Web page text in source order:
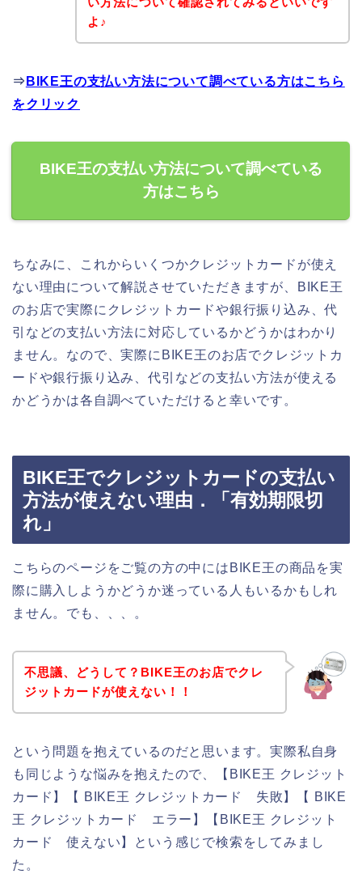
よ♪
⇒ BIKE王の支払い方法について調べている方はこちら
をクリック
BIKE王の支払い方法について調べている
方はこちら
ちなみに、これからいくつかクレジットカードが使え
ない理由について解説させていただきますが、BIKE王
のお店で実際にクレジットカードや銀行振り込み、代
引などの支払い方法に対応しているかどうかはわかり
ません。なので、実際にBIKE王のお店でクレジットカ
ードや銀行振り込み、代引などの支払い方法が使える
かどうかは各自調べていただけると幸いです。
BIKE王でクレジットカードの支払い
方法が使えない理由．「有効期限切
れ」
こちらのページをご覧の方の中にはBIKE王の商品を実
際に購入しようかどうか迷っている人もいるかもしれ
ません。でも、、、。
不思議、どうして？BIKE王のお店でクレ
ジットカードが使えない！！
という問題を抱えているのだと思います。実際私自身
も同じような悩みを抱えたので、【BIKE王 クレジット
カード】【 BIKE王 クレジットカード 失敗】【 BIKE
王 クレジットカード エラー】【BIKE王 クレジット
カード 使えない】という感じで検索をしてみまし
た。